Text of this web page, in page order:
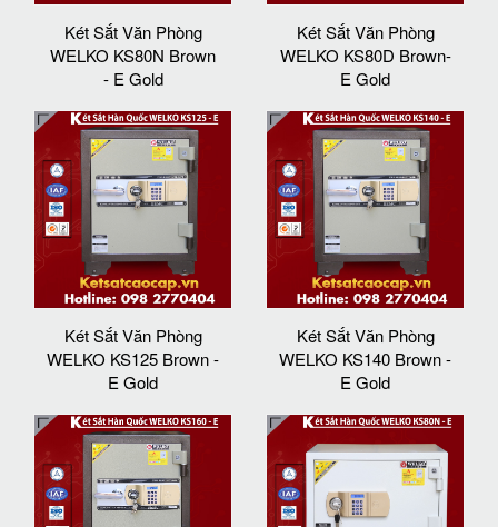
Két Sắt Văn Phòng
WELKO KS80N Brown
- E Gold
Két Sắt Văn Phòng
WELKO KS80D Brown-
E Gold
Két Sắt Văn Phòng
WELKO KS125 Brown -
E Gold
Két Sắt Văn Phòng
WELKO KS140 Brown -
E Gold